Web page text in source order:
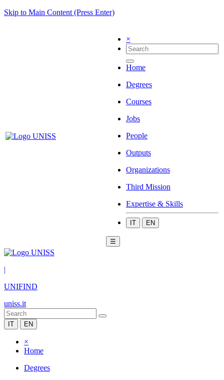
Skip to Main Content (Press Enter)
×
Home
Degrees
Courses
Jobs
People
Outputs
Organizations
Third Mission
Expertise & Skills
IT EN
☰
|
UNIFIND
uniss.it
IT EN
×
Home
Degrees